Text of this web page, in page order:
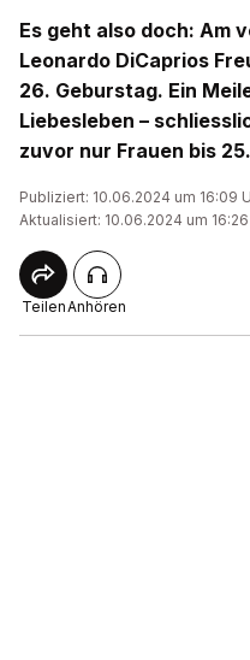
Es geht also doch: Am
Leonardo DiCaprios
26. Geburstag. Ein
Liebesleben –
zuvor nur Frauen bis 25.
Publiziert: 10.06.2024 um 16:09
Aktualisiert: 10.06.2024 um
TeilenAnhören